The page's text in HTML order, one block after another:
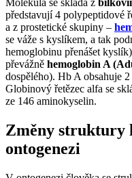
Molekula se skládá z
představují 4 polypeptidové
a z prostetické skupiny –
se váže s kyslíkem, a tak
hemoglobinu přenášet
převážně hemoglobin A
dospělého). Hb A obsahuje 2
Globinový řetězec alfa se
ze 146 aminokyselin.
Změny struktury
ontogenezi